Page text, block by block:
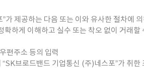
제공하는 다음 또는 이와 유사한 절차에
확하게 이해하고 실수 또는 착오 없이 거래
편주소 등의 입력
브로드밴드 기업통신 (주)네스포”가 취한